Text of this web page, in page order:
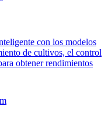
con los modelos
de cultivos, el control
obtener rendimientos